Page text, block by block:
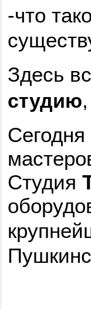
-что
Здесь
студию
Студия